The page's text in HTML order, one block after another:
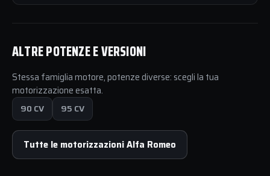
ALTRE POTENZE E VERSIONI
Stessa famiglia motore, potenze diverse: scegli la tua
motorizzazione esatta.
90 CV
95 CV
Tutte le motorizzazioni Alfa Romeo